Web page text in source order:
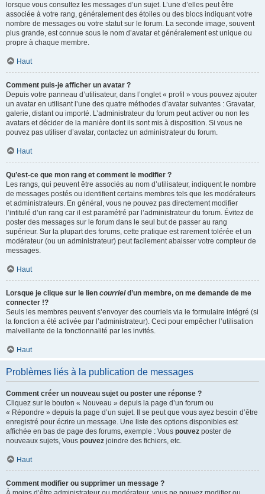
lorsque vous consultez les messages d’un sujet. L’une d’elles peut être
associée à votre rang, généralement des étoiles ou des blocs indiquant votre
nombre de messages ou votre statut sur le forum. La seconde image, souvent
plus grande, est connue sous le nom d’avatar et généralement est unique ou
propre à chaque membre.
Haut
Comment puis-je afficher un avatar ?
Depuis votre panneau d’utilisateur, dans l’onglet « profil » vous pouvez ajouter
un avatar en utilisant l’une des quatre méthodes d’avatar suivantes : Gravatar,
galerie, distant ou importé. L’administrateur du forum peut activer ou non les
avatars et décider de la manière dont ils sont mis à disposition. Si vous ne
pouvez pas utiliser d’avatar, contactez un administrateur du forum.
Haut
Qu’est-ce que mon rang et comment le modifier ?
Les rangs, qui peuvent être associés au nom d’utilisateur, indiquent le nombre
de messages postés ou identifient certains membres tels que les modérateurs
et administrateurs. En général, vous ne pouvez pas directement modifier
l’intitulé d’un rang car il est paramétré par l’administrateur du forum. Évitez de
poster des messages sur le forum dans le seul but de passer au rang
supérieur. Sur la plupart des forums, cette pratique est rarement tolérée et un
modérateur (ou un administrateur) peut facilement abaisser votre compteur de
messages.
Haut
Lorsque je clique sur le lien courrield’un membre, on me demande de me
connecter !?
Seuls les membres peuvent s’envoyer des courriels via le formulaire intégré (si
la fonction a été activée par l’administrateur). Ceci pour empêcher l’utilisation
malveillante de la fonctionnalité par les invités.
Haut
Problèmes liés à la publication de messages
Comment créer un nouveau sujet ou poster une réponse ?
Cliquez sur le bouton « Nouveau » depuis la page d’un forum ou
« Répondre » depuis la page d’un sujet. Il se peut que vous ayez besoin d’être
enregistré pour écrire un message. Une liste des options disponibles est
affichée en bas de page des forums, exemple : Vous pouvez poster de
nouveaux sujets, Vous pouvez joindre des fichiers, etc.
Haut
Comment modifier ou supprimer un message ?